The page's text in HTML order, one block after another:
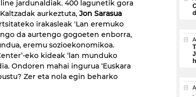
jardunaldiak. 400 lagunetik gora
aurkeztuta, Jon Sarasua
irakasleak 'Lan eremuko
da aurtengo gogoeten enborra,
eremu sozioekonomikoa.
eko kideak ‘lan munduko
Ondoren mahai ingurua ‘Euskara
Zer eta nola egin beharko